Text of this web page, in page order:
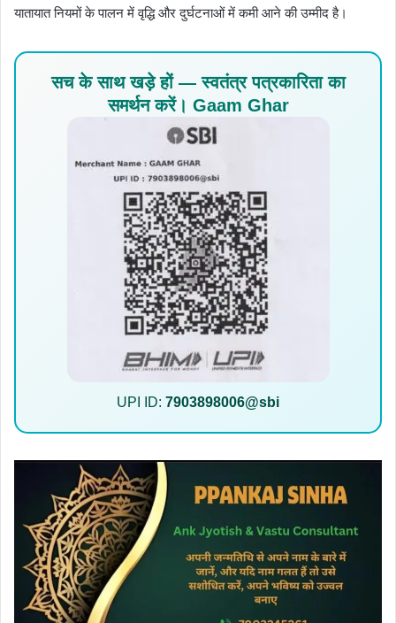
यातायात नियमों के पालन में वृद्धि और दुर्घटनाओं में कमी आने की उम्मीद है।
सच के साथ खड़े हों — स्वतंत्र पत्रकारिता का
समर्थन करें। Gaam Ghar
UPI ID: 7903898006@sbi